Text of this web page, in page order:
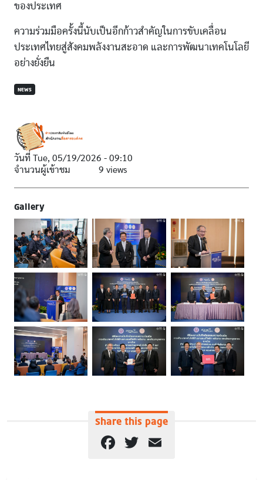
ของประเทศ
ความร่วมมือครั้งนี้นับเป็นอีกก้าวสำคัญในการขับเคลื่อน
ประเทศไทยสู่สังคมพลังงานสะอาด และการพัฒนาเทคโนโลยี
อย่างยั่งยืน
NEWS
วันที่ Tue, 05/19/2026 - 09:10
จำนวนผู้เข้าชม
9 views
Gallery
Share this page
Facebook
Twitter